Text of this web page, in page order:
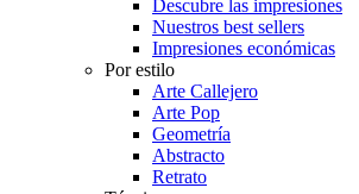
Descubre las impresiones
Nuestros best sellers
Impresiones económicas
Por estilo
Arte Callejero
Arte Pop
Geometría
Abstracto
Retrato